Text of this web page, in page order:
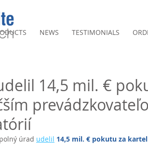
NEWS TESTIMONIALS
14,5 mil. €
úrad udelil 14,5 mil. € pokutu za kartel